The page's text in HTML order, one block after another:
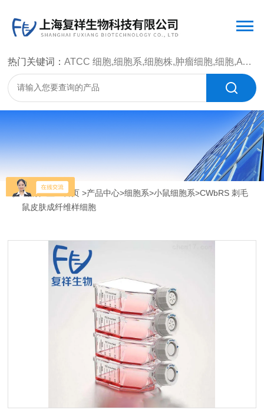
热门关键词：ATCC 细胞,细胞系,细胞株,肿瘤细胞,细胞,ATCC 菌种，CMCC 菌种，标准菌株，质控菌种，微生物菌种，菌株，菌种
当前位置：首页>产品中心>细胞系>小鼠细胞系>CWbRS 刺毛
鼠皮肤成纤维样细胞